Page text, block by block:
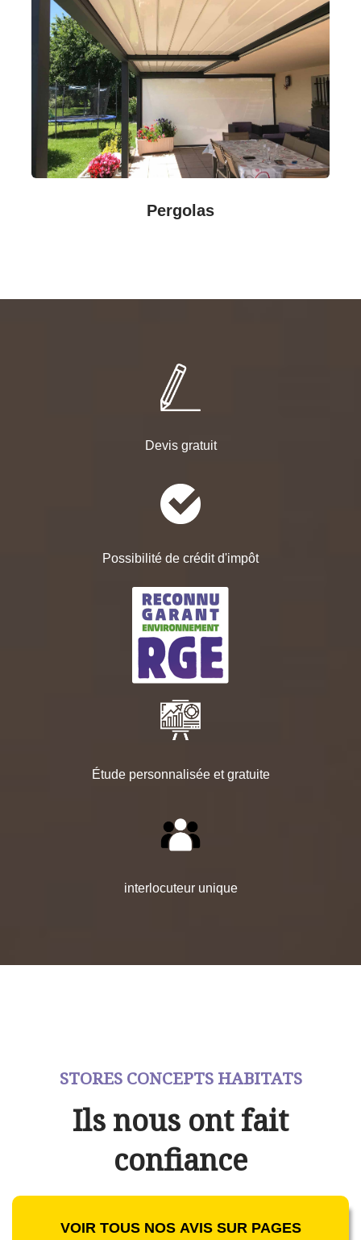
Pergolas
Devis gratuit
Possibilité de crédit d'impôt
Étude personnalisée et gratuite
interlocuteur unique
STORES CONCEPTS HABITATS
Ils nous ont fait
confiance
VOIR TOUS NOS AVIS SUR PAGES